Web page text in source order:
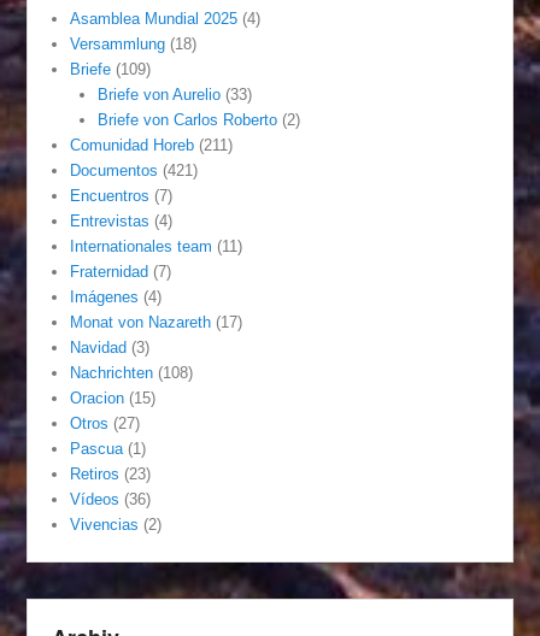
Asamblea Mundial 2025 (4)
Versammlung (18)
Briefe (109)
Briefe von Aurelio(33)
Briefe von Carlos Roberto(2)
Comunidad Horeb (211)
Documentos (421)
Encuentros (7)
Entrevistas (4)
Internationales team (11)
Fraternidad (7)
Imágenes (4)
Monat von Nazareth (17)
Navidad (3)
Nachrichten (108)
Oracion (15)
Otros (27)
Pascua (1)
Retiros (23)
Vídeos (36)
Vivencias (2)